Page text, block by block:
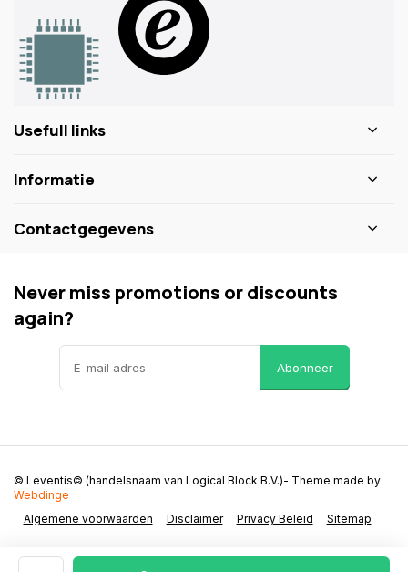
Usefull links
Informatie
Contactgegevens
Never miss promotions or discounts
again?
Abonneer
Algemene voorwaarden Disclaimer Privacy Beleid Sitemap
© Leventis© (handelsnaam van Logical Block B.V.)- Theme made by
Webdinge